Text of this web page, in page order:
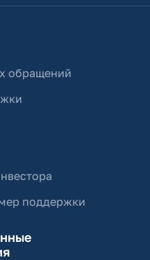
обращений
поддержки